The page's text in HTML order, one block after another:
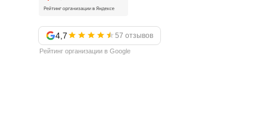
4,7 57 отзывов
Рейтинг организации в Google